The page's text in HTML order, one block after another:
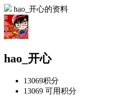
hao_开心的资料
hao_开心
13069积分
13069 可用积分